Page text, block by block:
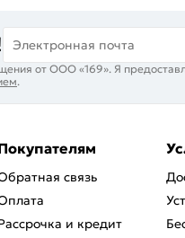
Электронная почта
от ООО «169». Я
.
связь
и кредит